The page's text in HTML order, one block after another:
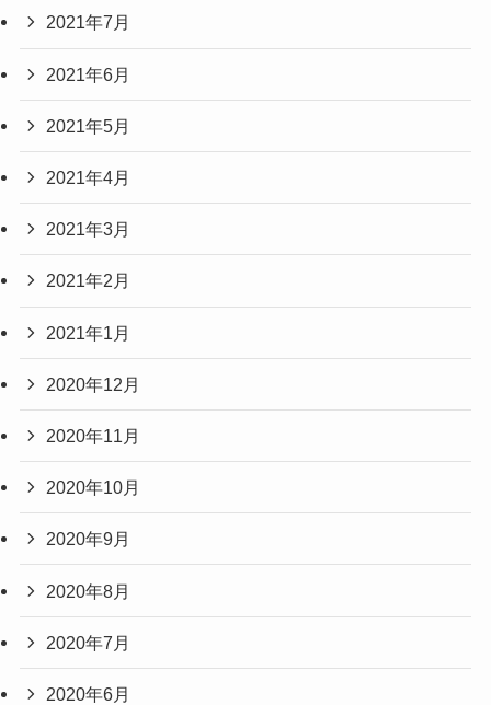
2021年7月
2021年6月
2021年5月
2021年4月
2021年3月
2021年2月
2021年1月
2020年12月
2020年11月
2020年10月
2020年9月
2020年8月
2020年7月
2020年6月